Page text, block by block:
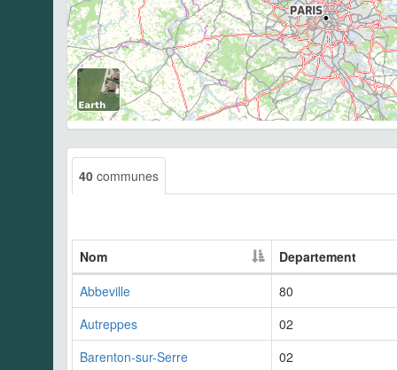
40 communes
Nom
Departement
Abbeville
80
Autreppes
02
Barenton-sur-Serre
02